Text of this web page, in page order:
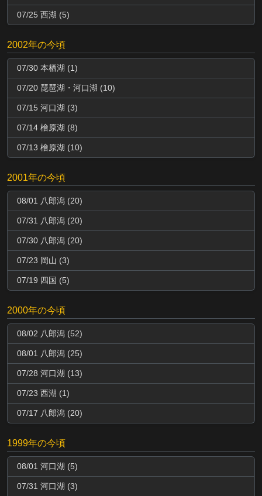
07/25 西湖 (5)
2002年の今頃
07/30 本栖湖 (1)
07/20 琵琶湖・河口湖 (10)
07/15 河口湖 (3)
07/14 檜原湖 (8)
07/13 檜原湖 (10)
2001年の今頃
08/01 八郎潟 (20)
07/31 八郎潟 (20)
07/30 八郎潟 (20)
07/23 岡山 (3)
07/19 四国 (5)
2000年の今頃
08/02 八郎潟 (52)
08/01 八郎潟 (25)
07/28 河口湖 (13)
07/23 西湖 (1)
07/17 八郎潟 (20)
1999年の今頃
08/01 河口湖 (5)
07/31 河口湖 (3)